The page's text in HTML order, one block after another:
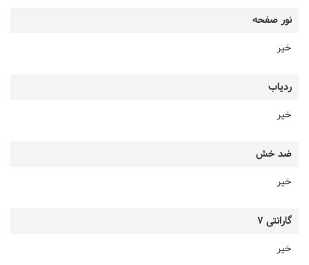
نور صفحه
خیر
ردیاب
خیر
ضد خش
خیر
گارانتی 7
خیر